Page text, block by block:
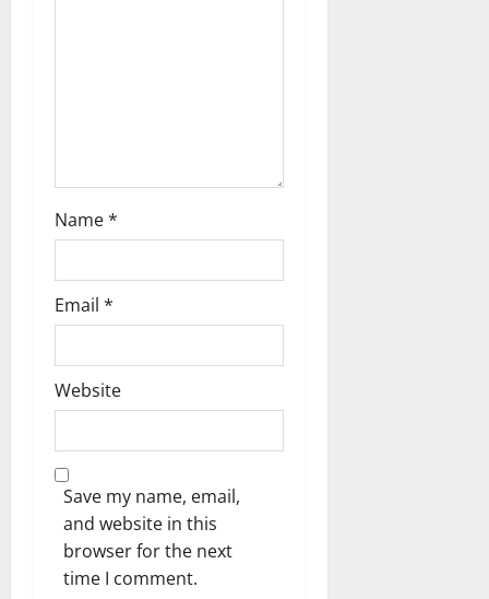
Name*
Email *
Website
Save my name, email,
and website in this
browser for the next
time I comment.